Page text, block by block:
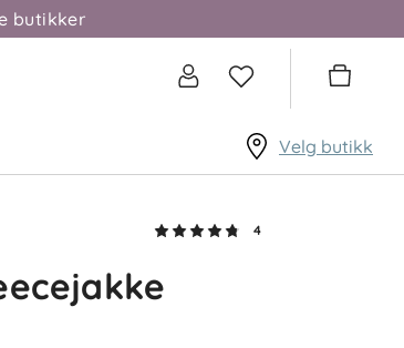
butikker
Velg butikk
4